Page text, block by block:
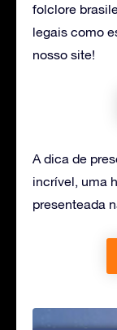
folclore
legais como
nosso site!
A dica de
incrível, uma
presenteada